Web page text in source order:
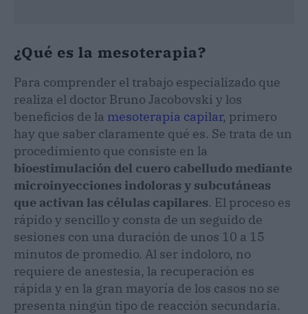
¿Qué es la mesoterapia?
Para comprender el trabajo especializado que
realiza el doctor Bruno Jacobovski y los
beneficios de la mesoterapia capilar, primero
hay que saber claramente qué es. Se trata de un
procedimiento que consiste en la
bioestimulación del cuero cabelludo mediante
microinyecciones indoloras y subcutáneas
que activan las células capilares. El proceso es
rápido y sencillo y consta de un seguido de
sesiones con una duración de unos 10 a 15
minutos de promedio. Al ser indoloro, no
requiere de anestesia, la recuperación es
rápida y en la gran mayoría de los casos no se
presenta ningún tipo de reacción secundaria.